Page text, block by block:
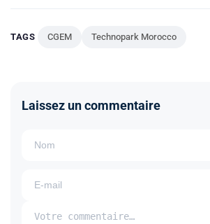
TAGS CGEM Technopark Morocco
Laissez un commentaire